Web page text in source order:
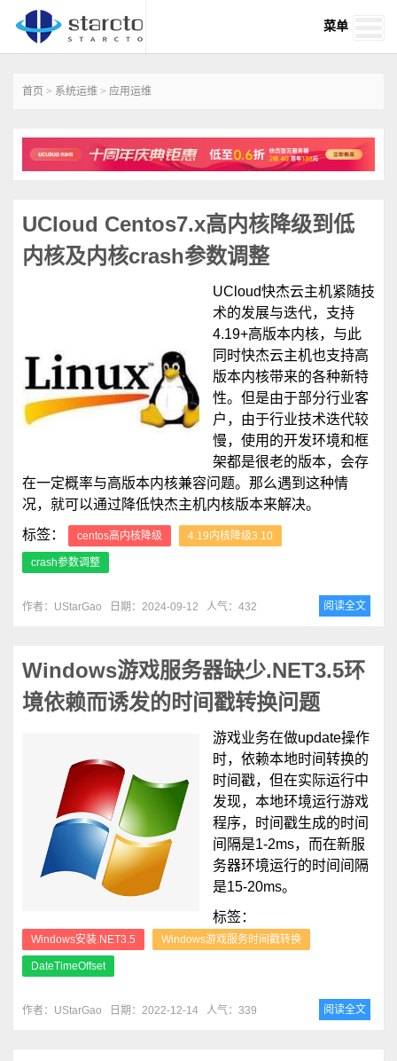
菜单
首页 > 系统运维 > 应用运维
UCloud Centos7.x高内核降级到低
内核及内核crash参数调整
UCloud快杰云主机紧随技
术的发展与迭代，支持
4.19+高版本内核，与此
同时快杰云主机也支持高
版本内核带来的各种新特
性。但是由于部分行业客
户，由于行业技术迭代较
慢，使用的开发环境和框
架都是很老的版本，会存
在一定概率与高版本内核兼容问题。那么遇到这种情
况，就可以通过降低快杰主机内核版本来解决。
标签：
centos高内核降级 4.19内核降级3.10
crash参数调整
作者：UStarGao 日期：2024-09-12 人气：432 阅读全文
Windows游戏服务器缺少.NET3.5环
境依赖而诱发的时间戳转换问题
游戏业务在做update操作
时，依赖本地时间转换的
时间戳，但在实际运行中
发现，本地环境运行游戏
程序，时间戳生成的时间
间隔是1-2ms，而在新服
务器环境运行的时间间隔
是15-20ms。
标签：
Windows安装.NET3.5 Windows游戏服务时间戳转换
DateTimeOffset
作者：UStarGao 日期：2022-12-14 人气：339 阅读全文